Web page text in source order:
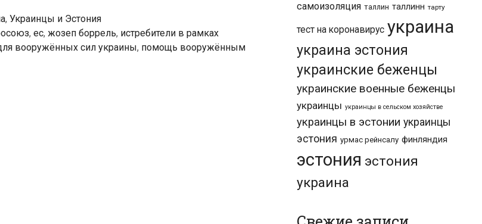
, Украинцы и Эстония
, ес, жозеп боррель, истребители в рамках
вооружённых сил украины, помощь вооружённым
самоизоляция таллин таллинн тарту
тест на коронавирус украина
украина эстония
украинские беженцы
украинские военные беженцы
украинцы украинцы в сельском хозяйстве
украинцы в эстонии украинцы
эстония урмас рейнсалу финляндия
эстония эстония
украина